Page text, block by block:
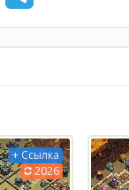
+ Ссылка
2026